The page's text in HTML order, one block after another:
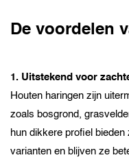
De voordelen
1. Uitstekend voor
Houten haringen zijn
zoals bosgrond,
hun dikkere profiel
varianten en blijven ze